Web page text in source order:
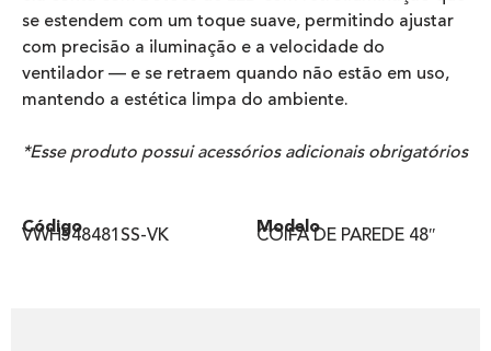
se estendem com um toque suave, permitindo ajustar
com precisão a iluminação e a velocidade do
ventilador — e se retraem quando não estão em uso,
mantendo a estética limpa do ambiente.
*Esse produto possui acessórios adicionais obrigatórios
Código
VWH548481SS-VK Modelo
COIFA DE PAREDE 48″​